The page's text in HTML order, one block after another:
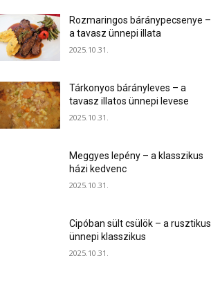
Rozmaringos báránypecsenye –
a tavasz ünnepi illata
2025.10.31.
Tárkonyos bárányleves – a
tavasz illatos ünnepi levese
2025.10.31.
Meggyes lepény – a klasszikus
házi kedvenc
2025.10.31.
Cipóban sült csülök – a rusztikus
ünnepi klasszikus
2025.10.31.